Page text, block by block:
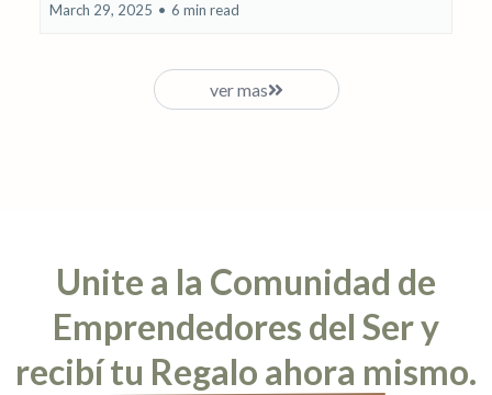
March 29, 2025 • 6 min read
ver mas
Unite a la Comunidad de
Emprendedores del Ser y
recibí tu Regalo ahora mismo.